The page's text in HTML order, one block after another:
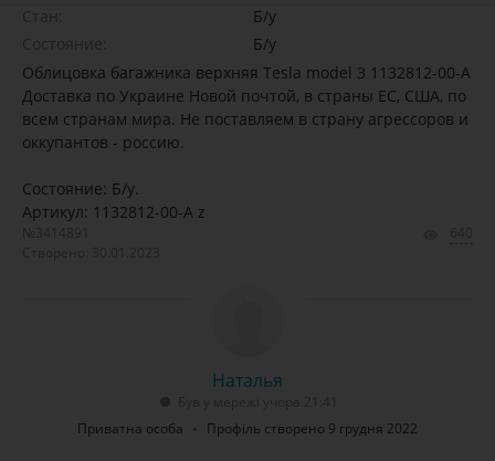
Б/у
Б/у
Облицовка багажника верхняя Tesla model 3 1132812-00-A
Доставка по Украине Новой почтой, в страны ЕС, США, по
всем странам мира. Не поставляем в страну агрессоров и
оккупантов - россию.
Состояние: Б/у.
Артикул: 1132812-00-A z
Наталья
Приватна особа
Профіль створено 9 грудня 2022